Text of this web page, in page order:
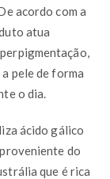
acordo com a
atua
pele de forma
o dia.
ácido gálico
do
que é rica